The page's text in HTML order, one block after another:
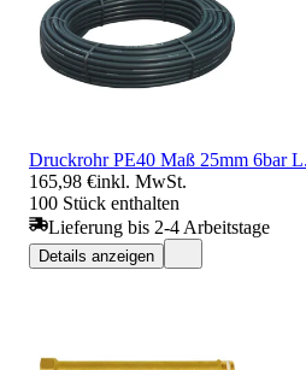
Druckrohr PE40 Maß 25mm 6bar
165,98 €inkl. MwSt.
100 Stück enthalten
Lieferung bis 2-4 Arbeitstage
Details anzeigen